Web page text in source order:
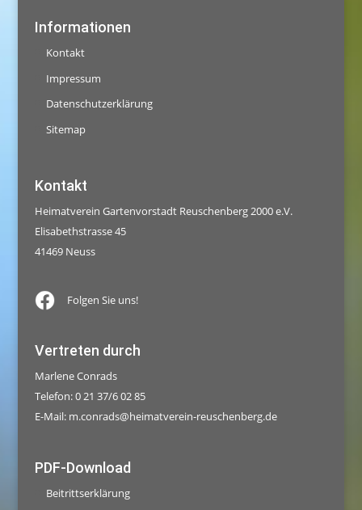
Informationen
Kontakt
Impressum
Datenschutzerklärung
Sitemap
Kontakt
Heimatverein Gartenvorstadt Reuschenberg 2000 e.V.
Elisabethstrasse 45
41469 Neuss
Folgen Sie uns!
Vertreten durch
Marlene Conrads
Telefon: 0 21 37/6 02 85
E-Mail: m.conrads@heimatverein-reuschenberg.de
PDF-Download
Beitrittserklärung